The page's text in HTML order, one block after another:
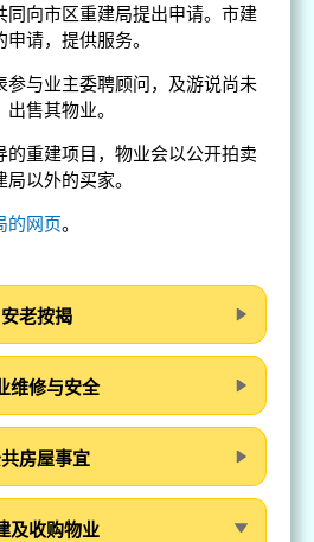
同向市区重建局提出申请。市建
请，提供服务。
参与业主委聘顾问，及游说尚未
售其物业。
的重建项目，物业会以公开拍卖
以外的买家。
的网页。
安老按揭
维修与安全
房屋事宜
及收购物业